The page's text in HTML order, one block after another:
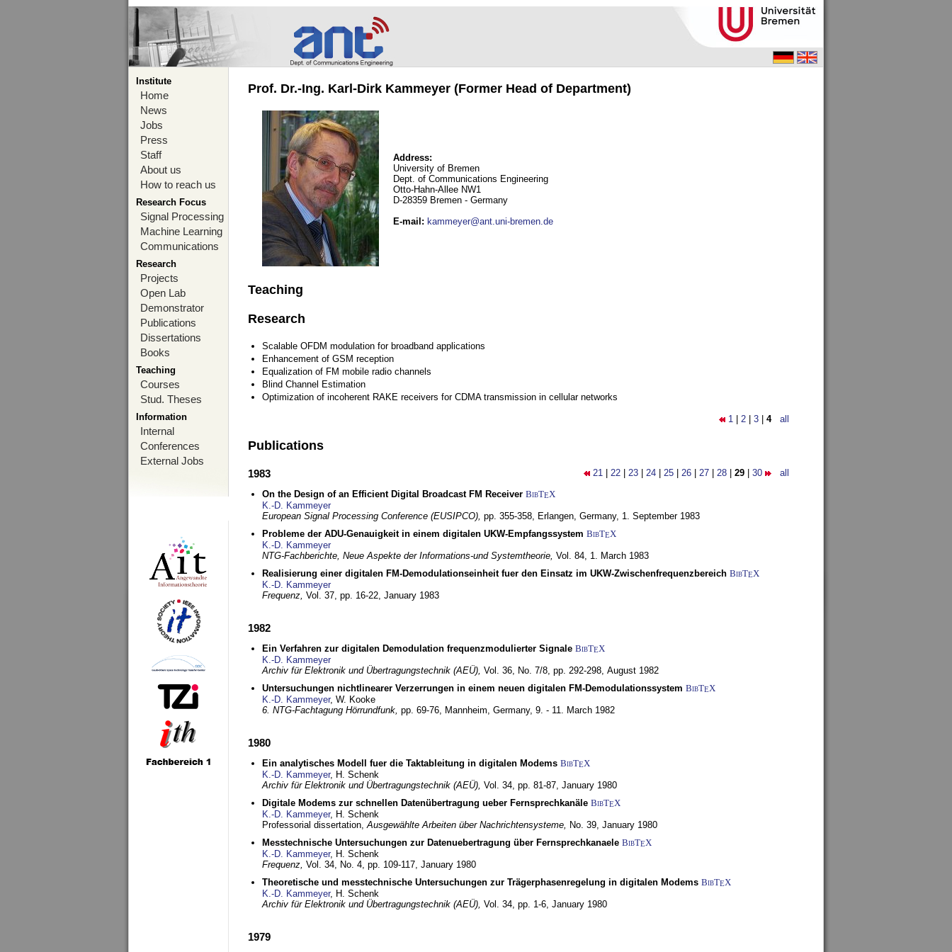
Institute
Home
News
Jobs
Press
Staff
About us
How to reach us
Research Focus
Signal Processing
Machine Learning
Communications
Research
Projects
Open Lab
Demonstrator
Publications
Dissertations
Books
Teaching
Courses
Stud. Theses
Information
Internal
Conferences
External Jobs
Prof. Dr.-Ing. Karl-Dirk Kammeyer (Former Head of Department)
Address:
University of Bremen
Dept. of Communications Engineering
Otto-Hahn-Allee NW1
D-28359 Bremen - Germany
E-mail : kammeyer@ant.uni-bremen.de
Teaching
Research
Scalable OFDM modulation for broadband applications
Enhancement of GSM reception
Equalization of FM mobile radio channels
Blind Channel Estimation
Optimization of incoherent RAKE receivers for CDMA transmission in cellular networks
1 2 3 4 all
Publications
21 22 23 24 25 26 27 28 29 30 all
1983
On the Design of an Efficient Digital Broadcast FM Receiver BibTEX
K.-D. Kammeyer
European Signal Processing Conference (EUSIPCO), pp. 355-358, Erlangen, Germany, 1. September 1983
Probleme der ADU-Genauigkeit in einem digitalen UKW-Empfangssystem BibTEX
K.-D. Kammeyer
NTG-Fachberichte, Neue Aspekte der Informations-und Systemtheorie, Vol. 84, 1. March 1983
Realisierung einer digitalen FM-Demodulationseinheit fuer den Einsatz im UKW-Zwischenfrequenzbereich BibTEX
K.-D. Kammeyer
Frequenz, Vol. 37, pp. 16-22, January 1983
1982
Ein Verfahren zur digitalen Demodulation frequenzmodulierter Signale BibTEX
K.-D. Kammeyer
Archiv für Elektronik und Übertragungstechnik (AEÜ), Vol. 36, No. 7/8, pp. 292-298, August 1982
Untersuchungen nichtlinearer Verzerrungen in einem neuen digitalen FM-Demodulationssystem BibTEX
K.-D. Kammeyer, W. Kooke
6. NTG-Fachtagung Hörrundfunk, pp. 69-76, Mannheim, Germany, 9. - 11. March 1982
1980
Ein analytisches Modell fuer die Taktableitung in digitalen Modems BibTEX
K.-D. Kammeyer, H. Schenk
Archiv für Elektronik und Übertragungstechnik (AEÜ), Vol. 34, pp. 81-87, January 1980
Digitale Modems zur schnellen Datenübertragung ueber Fernsprechkanäle BibTEX
K.-D. Kammeyer, H. Schenk
Professorial dissertation,Ausgewählte Arbeiten über Nachrichtensysteme, No. 39, January 1980
Messtechnische Untersuchungen zur Datenuebertragung über Fernsprechkanaele BibTEX
K.-D. Kammeyer, H. Schenk
Frequenz, Vol. 34, No. 4, pp. 109-117, January 1980
Theoretische und messtechnische Untersuchungen zur Trägerphasenregelung in digitalen Modems BibTEX
K.-D. Kammeyer, H. Schenk
Archiv für Elektronik und Übertragungstechnik (AEÜ), Vol. 34, pp. 1-6, January 1980
1979